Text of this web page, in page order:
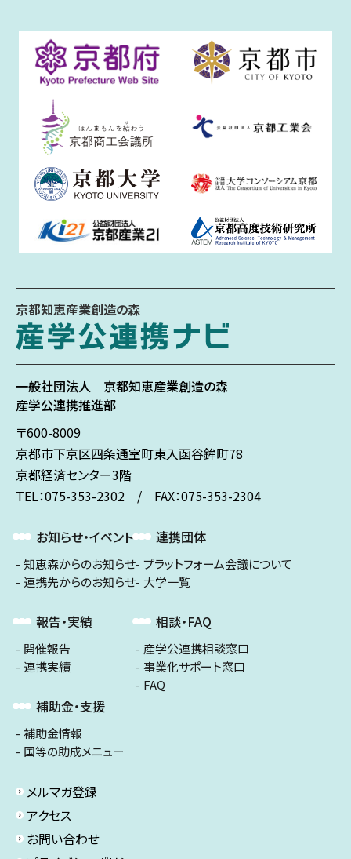
京都知恵産業創造の森
一般社団法人 京都知恵産業創造の森
産学公連携推進部
〒600-8009
京都市下京区四条通室町東入函谷鉾町78
京都経済センター3階
TEL：075-353-2302 / FAX：075-353-2304
お知らせ・イベント
知恵森からのお知らせ
連携先からのお知らせ
報告・実績
開催報告
連携実績
補助金・支援
補助金情報
国等の助成メニュー
連携団体
プラットフォーム会議について
大学一覧
相談・FAQ
産学公連携相談窓口
事業化サポート窓口
FAQ
メルマガ登録
アクセス
お問い合わせ